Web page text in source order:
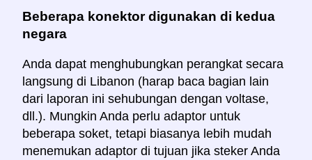
Beberapa konektor digunakan di kedua
negara
Anda dapat menghubungkan perangkat secara
langsung di Libanon (harap baca bagian lain
dari laporan ini sehubungan dengan voltase,
dll.). Mungkin Anda perlu adaptor untuk
beberapa soket, tetapi biasanya lebih mudah
menemukan adaptor di tujuan jika steker Anda